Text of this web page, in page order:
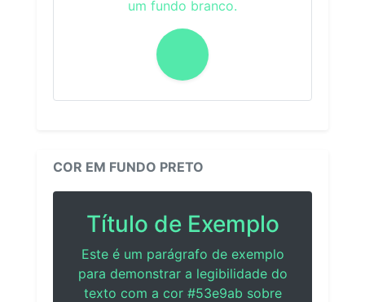
um fundo branco.
COR EM FUNDO PRETO
Título de Exemplo
Este é um parágrafo de exemplo
para demonstrar a legibilidade do
texto com a cor #53e9ab sobre